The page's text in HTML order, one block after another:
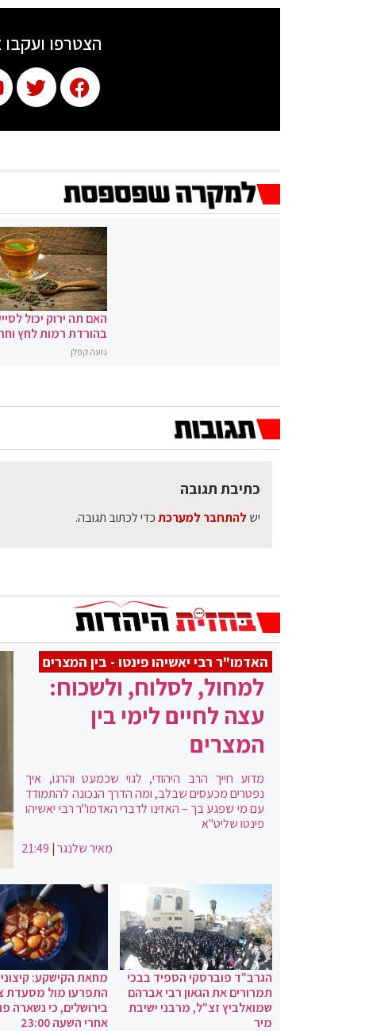
הצטרפו
האם תה ירוק יכול
בהורדת רמות לחץ
נועה קפלן
כתיבת תגובה
יש להתחבר למערכתכדי לכתוב תגובה.
האדמו"ר רבי יאשיהו פינטו - בין המצרים
למחול, לסלוח, ולשכוח:
עצה לחיים לימי בין
המצרים
מדוע חייך הרב היהודי, לגוי שכמעט והרגו, איך
נפטרים מכעסים שבלב, ומה הדרך הנכונה להתמודד
עם מי שפגע בך – האזינו לדברי האדמו"ר רבי יאשיהו
פינטו שליט"א
מאיר שלנגר|
21:49
הגרב"ד פוברסקי הספיד בבכי
תמרורים את הגאון רבי אברהם
שמואלביץ זצ"ל, מרבני ישיבת
מיר
מחאת הקישקע:
התפרעו מול מסעדת
בירושלים, כי נשארה
אחרי השעה 23:00